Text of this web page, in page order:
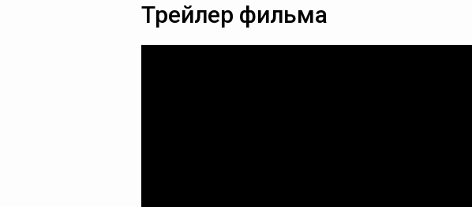
Трейлер фильма